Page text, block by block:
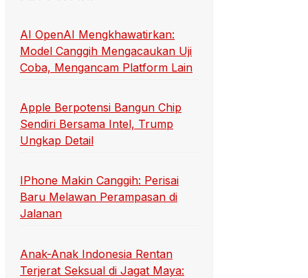
AI OpenAI Mengkhawatirkan:
Model Canggih Mengacaukan Uji
Coba, Mengancam Platform Lain
Apple Berpotensi Bangun Chip
Sendiri Bersama Intel, Trump
Ungkap Detail
IPhone Makin Canggih: Perisai
Baru Melawan Perampasan di
Jalanan
Anak-Anak Indonesia Rentan
Terjerat Seksual di Jagat Maya: